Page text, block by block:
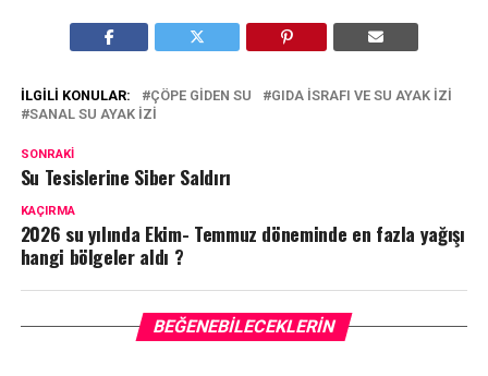
İLGILI KONULAR: ÇÖPE GIDEN SU
GIDA ISRAFI VE SU AYAK IZI
SANAL SU AYAK IZI
SONRAKI
Su Tesislerine Siber Saldırı
KAÇIRMA
2026 su yılında Ekim- Temmuz döneminde en fazla yağışı
hangi bölgeler aldı ?
BEĞENEBILECEKLERIN